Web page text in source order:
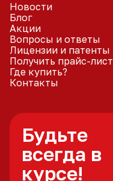
Новости
Блог
Акции
Вопросы и ответы
Лицензии и патенты
Получить прайс-лист
Где купить?
Контакты
Будьте
всегда в
курсе!